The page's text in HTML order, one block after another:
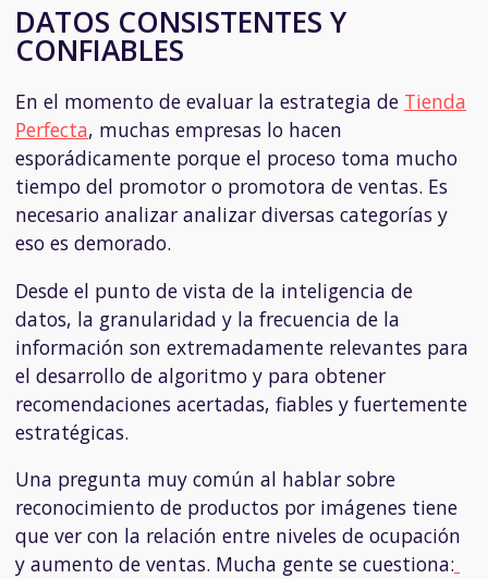
DATOS CONSISTENTES Y
CONFIABLES
En el momento de evaluar la estrategia de Tienda
Perfecta, muchas empresas lo hacen
esporádicamente porque el proceso toma mucho
tiempo del promotor o promotora de ventas. Es
necesario analizar analizar diversas categorías y
eso es demorado.
Desde el punto de vista de la inteligencia de
datos, la granularidad y la frecuencia de la
información son extremadamente relevantes para
el desarrollo de algoritmo y para obtener
recomendaciones acertadas, fiables y fuertemente
estratégicas.
Una pregunta muy común al hablar sobre
reconocimiento de productos por imágenes tiene
que ver con la relación entre niveles de ocupación
y aumento de ventas. Mucha gente se cuestiona: